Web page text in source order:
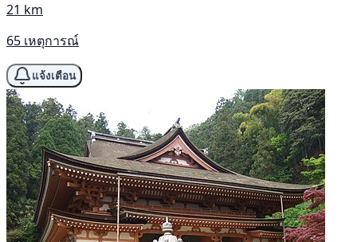
21 km
65 เหตุการณ์
แจ้งเตือน